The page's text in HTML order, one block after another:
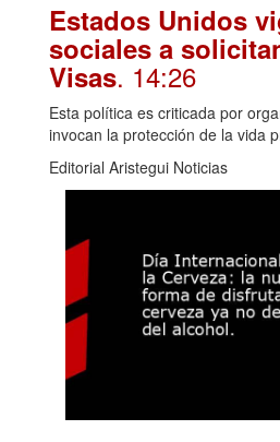
Estados Unidos
sociales a
Visas. 14:26
Esta política es criticada por
invocan la protección de la vida
Editorial Aristegui Noticias